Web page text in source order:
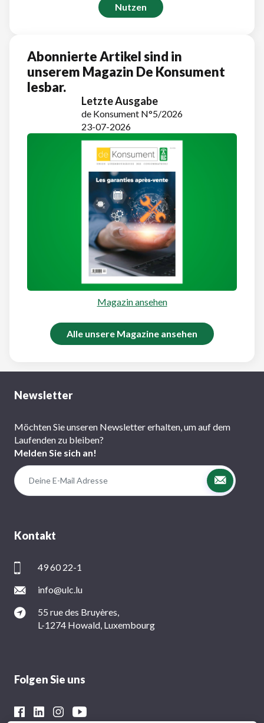
Nutzen
Abonnierte Artikel sind in
unserem Magazin De Konsument
lesbar.
Letzte Ausgabe
de Konsument N°5/2026
23-07-2026
Magazin ansehen
Alle unsere Magazine ansehen
Newsletter
Möchten Sie unseren Newsletter erhalten, um auf dem
Laufenden zu bleiben?
Melden Sie sich an!
Kontakt
49 60 22-1
info@ulc.lu
55 rue des Bruyères,
L-1274 Howald, Luxembourg
Folgen Sie uns